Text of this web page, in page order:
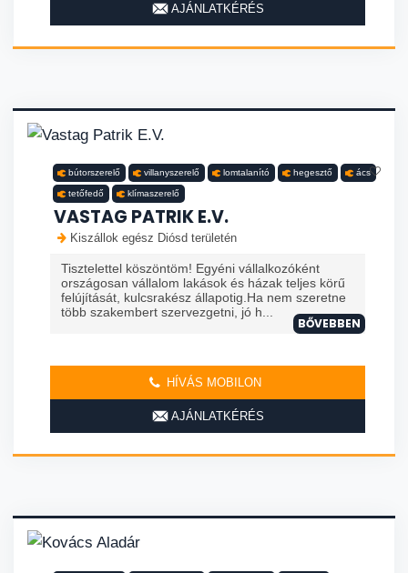
AJÁNLATKÉRÉS
bútorszerelő villanyszerelő lomtalanító hegesztő ács
tetőfedő klímaszerelő
VASTAG PATRIK E.V.
Kiszállok egész Diósd területén
Tisztelettel köszöntöm! Egyéni vállalkozóként
országosan vállalom lakások és házak teljes körű
felújítását, kulcsrakész állapotig.Ha nem szeretne
több szakembert szervezgetni, jó h...
BŐVEBBEN
HÍVÁS MOBILON
AJÁNLATKÉRÉS